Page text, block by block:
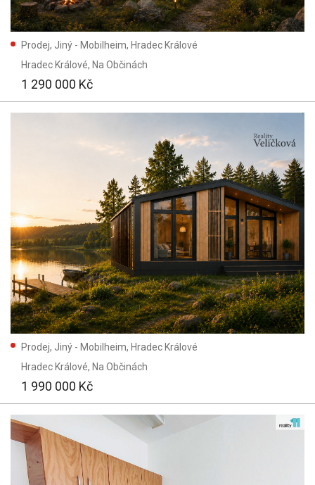
Prodej, Jiný - Mobilheim, Hradec Králové
Hradec Králové, Na Občinách
1 290 000 Kč
Prodej, Jiný - Mobilheim, Hradec Králové
Hradec Králové, Na Občinách
1 990 000 Kč